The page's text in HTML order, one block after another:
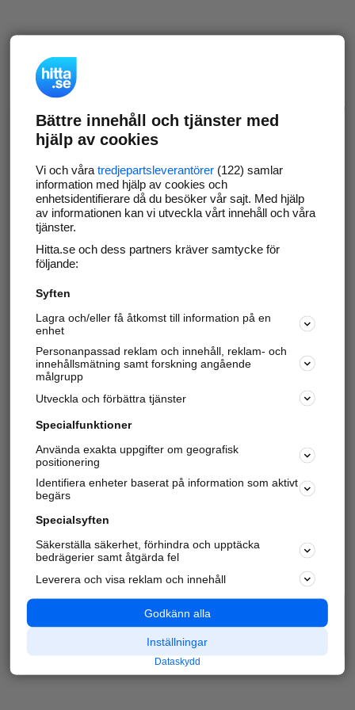
Bättre innehåll och tjänster med
hjälp av cookies
Vi och våra tredjepartsleverantörer(122) samlar
information med hjälp av cookies och
enhetsidentifierare då du besöker vår sajt. Med hjälp
av informationen kan vi utveckla vårt innehåll och våra
tjänster.
Hitta.se och dess partners kräver samtycke för
följande:
Syften
Lagra och/eller få åtkomst till information på en
enhet
Personanpassad reklam och innehåll, reklam- och
innehållsmätning samt forskning angående
målgrupp
Utveckla och förbättra tjänster
Specialfunktioner
Använda exakta uppgifter om geografisk
positionering
Identifiera enheter baserat på information som aktivt
begärs
Specialsyften
Säkerställa säkerhet, förhindra och upptäcka
bedrägerier samt åtgärda fel
Leverera och visa reklam och innehåll
Godkänn alla
Inställningar
Dataskydd